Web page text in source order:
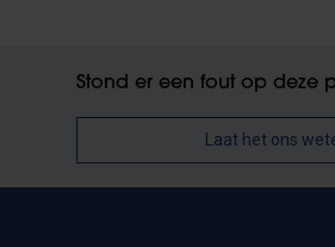
Stond er een fout op deze
Laat het ons